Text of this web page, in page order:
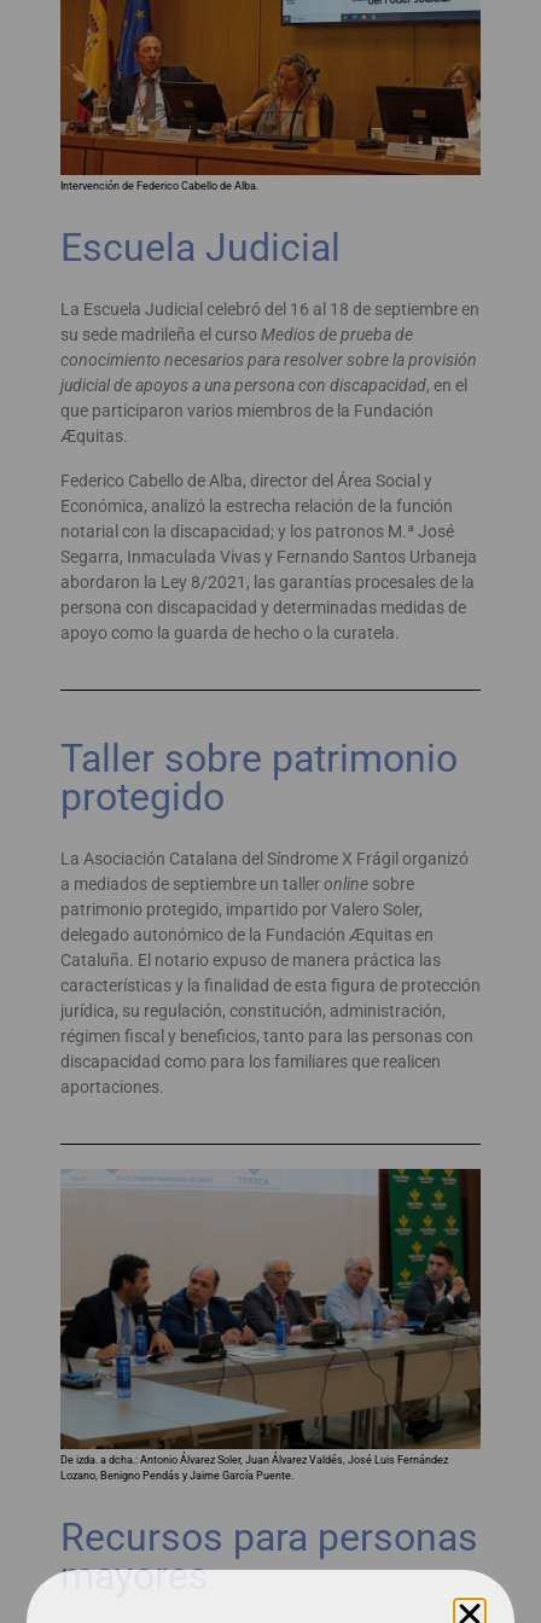
Intervención de Federico Cabello de Alba.
Escuela Judicial
La Escuela Judicial celebró del 16 al 18 de septiembre en
su sede madrileña el curso Medios de prueba de
conocimiento necesarios para resolver sobre la provisión
judicial de apoyos a una persona con discapacidad, en el
que participaron varios miembros de la Fundación
Æquitas.
Federico Cabello de Alba, director del Área Social y
Económica, analizó la estrecha relación de la función
notarial con la discapacidad; y los patronos M.ª José
Segarra, Inmaculada Vivas y Fernando Santos Urbaneja
abordaron la Ley 8/2021, las garantías procesales de la
persona con discapacidad y determinadas medidas de
apoyo como la guarda de hecho o la curatela.
Taller sobre patrimonio
protegido
La Asociación Catalana del Síndrome X Frágil organizó
a mediados de septiembre un talleronline sobre
patrimonio protegido, impartido por Valero Soler,
delegado autonómico de la Fundación Æquitas en
Cataluña. El notario expuso de manera práctica las
características y la finalidad de esta figura de protección
jurídica, su regulación, constitución, administración,
régimen fiscal y beneficios, tanto para las personas con
discapacidad como para los familiares que realicen
aportaciones.
De izda. a dcha.: Antonio Álvarez Soler, Juan Álvarez Valdés, José Luis Fernández
Lozano, Benigno Pendás y Jaime García Puente.
Recursos para personas
mayores